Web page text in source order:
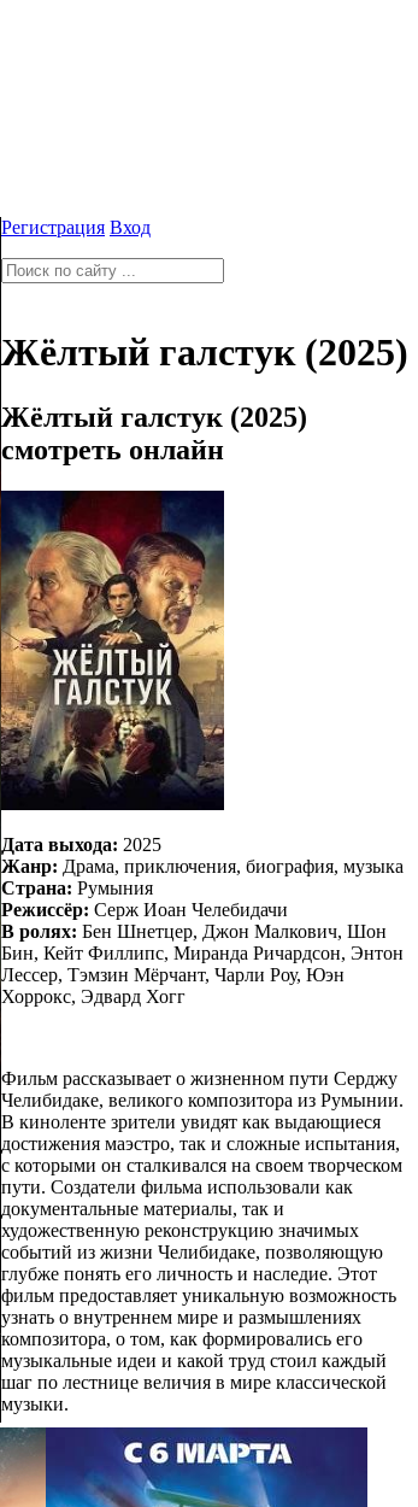
Регистрация Вход
Жёлтый галстук (2025)
Жёлтый галстук (2025)
смотреть онлайн
Дата выхода: 2025
Жанр: Драма, приключения, биография, музыка
Страна: Румыния
Режиссёр: Серж Иоан Челебидачи
В ролях: Бен Шнетцер, Джон Малкович, Шон
Бин, Кейт Филлипс, Миранда Ричардсон, Энтон
Лессер, Тэмзин Мёрчант, Чарли Роу, Юэн
Хоррокс, Эдвард Хогг
Фильм рассказывает о жизненном пути Серджу
Челибидаке, великого композитора из Румынии.
В киноленте зрители увидят как выдающиеся
достижения маэстро, так и сложные испытания,
с которыми он сталкивался на своем творческом
пути. Создатели фильма использовали как
документальные материалы, так и
художественную реконструкцию значимых
событий из жизни Челибидаке, позволяющую
глубже понять его личность и наследие. Этот
фильм предоставляет уникальную возможность
узнать о внутреннем мире и размышлениях
композитора, о том, как формировались его
музыкальные идеи и какой труд стоил каждый
шаг по лестнице величия в мире классической
музыки.